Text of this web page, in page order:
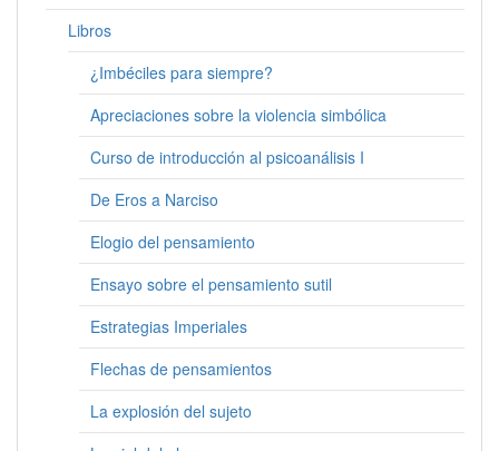
Libros
¿Imbéciles para siempre?
Apreciaciones sobre la violencia simbólica
Curso de introducción al psicoanálisis I
De Eros a Narciso
Elogio del pensamiento
Ensayo sobre el pensamiento sutil
Estrategias Imperiales
Flechas de pensamientos
La explosión del sujeto